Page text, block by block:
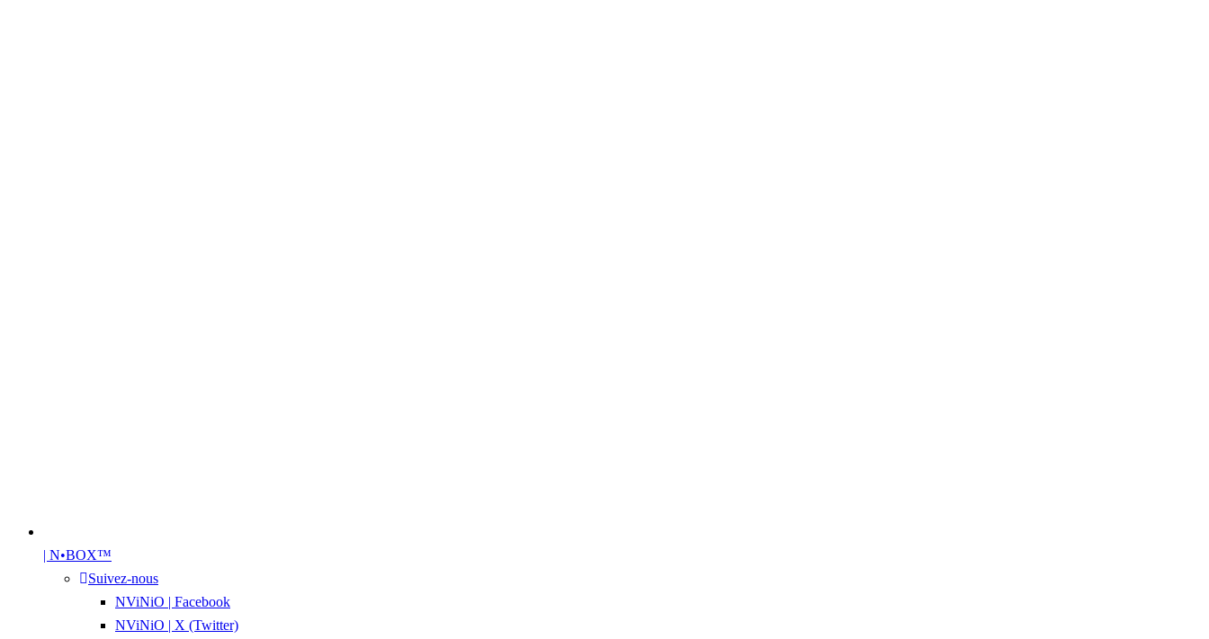
| N•BOX™
Suivez-nous
NViNiO | Facebook
NViNiO | X (Twitter)